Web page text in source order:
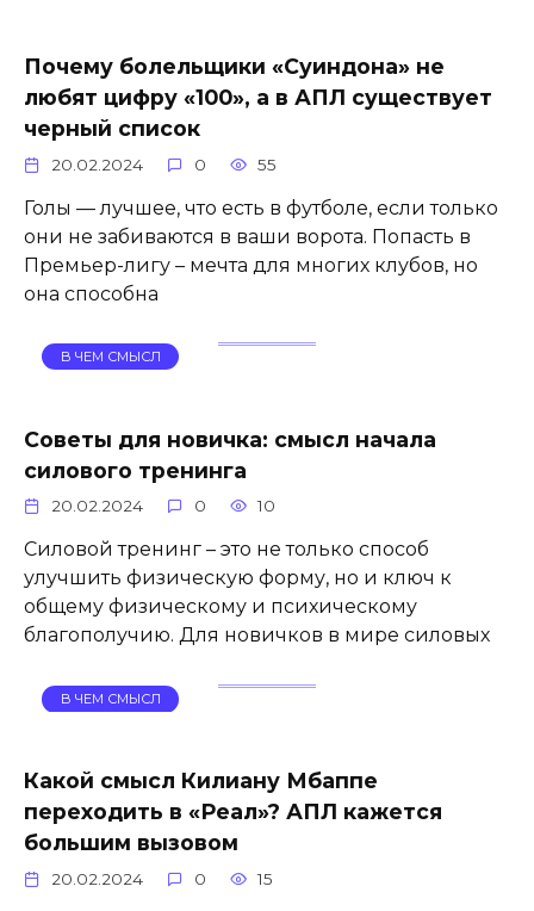
Почему болельщики «Суиндона» не
любят цифру «100», а в АПЛ существует
черный список
20.02.2024 0 55
Голы — лучшее, что есть в футболе, если только
они не забиваются в ваши ворота. Попасть в
Премьер-лигу – мечта для многих клубов, но
она способна
В ЧЕМ СМЫСЛ
Советы для новичка: смысл начала
силового тренинга
20.02.2024 0 10
Силовой тренинг – это не только способ
улучшить физическую форму, но и ключ к
общему физическому и психическому
благополучию. Для новичков в мире силовых
В ЧЕМ СМЫСЛ
Какой смысл Килиану Мбаппе
переходить в «Реал»? АПЛ кажется
большим вызовом
20.02.2024 0 15